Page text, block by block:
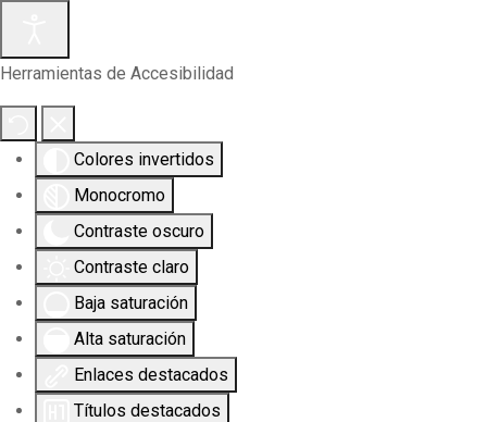
Herramientas de Accesibilidad
Colores invertidos
Monocromo
Contraste oscuro
Contraste claro
Baja saturación
Alta saturación
Enlaces destacados
Títulos destacados